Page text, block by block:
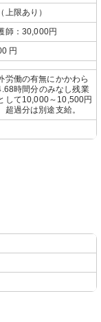
上限あり）
師：30,000円
円
労働の有無にかかわら
時間分のみなし残業
して10,000～10,500円
超過分は別途支給。